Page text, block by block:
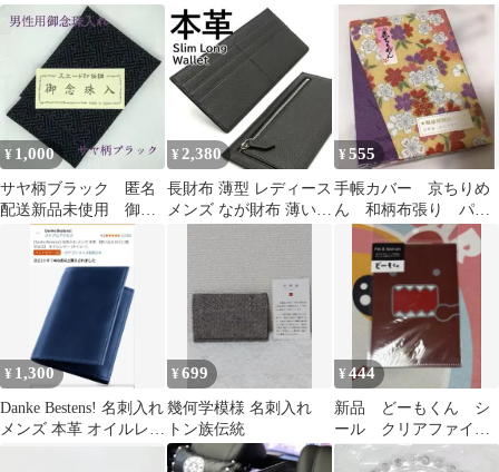
¥ 1,000
サヤ柄ブラック 匿名
配送新品未使用 御念
珠入れ数珠ケース 冠
婚葬祭 葬式 男性用
¥ 2,380
長財布 薄型 レディース
メンズ なが財布 薄い
¥555
手帳カバー 京ちりめ
ん 和柄布張り パス
ポート入 保険証入
母子手帳 カード入
¥ 1,300
Danke Bestens! 名刺入れ
メンズ 本革 オイルレザ
¥699
幾何学模様 名刺入れ
トン族伝統
¥444
新品 どーもくん シ
ール クリアファイ
ル セット